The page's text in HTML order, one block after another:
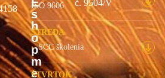
Poučenie
o
odstúpení
od